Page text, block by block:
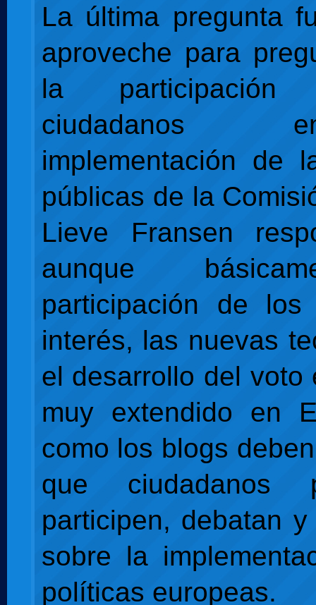
La última pregunta
aproveche para
la
implementación de
públicas de la
Lieve Fransen
aunque
participación de
interés, las nuevas
el desarrollo del voto
muy extendido en
como los blogs
que ciudadanos
participen, debatan
sobre la
políticas europeas.